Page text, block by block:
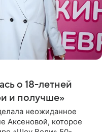
о 18-летней
и получше»
неожиданное
Аксеновой, которое